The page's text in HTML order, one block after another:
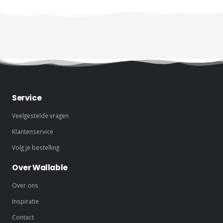
Service
Veelgestelde vragen
Klantenservice
Volg je bestelling
Over Wallable
Over ons
Inspiratie
Contact